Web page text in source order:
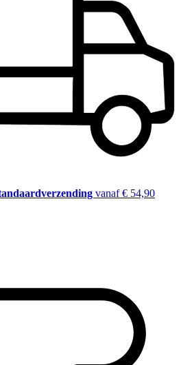
vanaf € 54,90